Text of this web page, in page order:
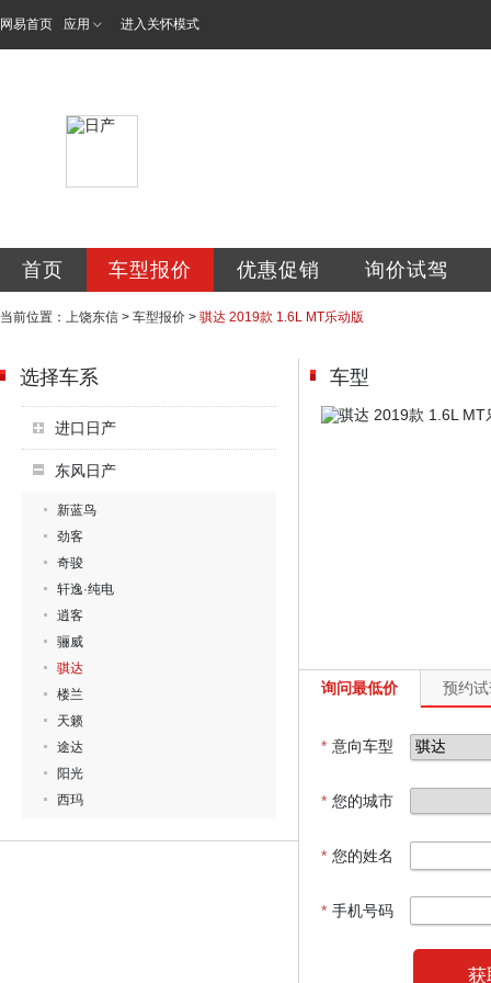
网易首页 应用 进入关怀模式
首页 车型报价 优惠促销 询价试驾
当前位置： 上饶东信 > 车型报价 > 骐达 2019款 1.6L MT乐动版
选择车系
进口日产
东风日产
新蓝鸟
劲客
奇骏
轩逸·纯电
逍客
骊威
骐达
楼兰
天籁
途达
阳光
西玛
车型
询问最低价 预约
* 意向车型
* 您的城市
* 您的姓名
* 手机号码
获